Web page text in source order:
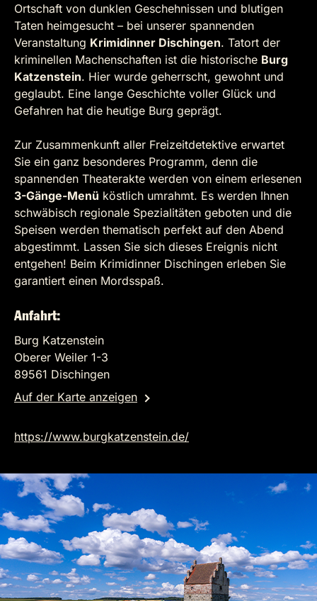
Ortschaft von dunklen Geschehnissen und blutigen
Taten heimgesucht – bei unserer spannenden
Veranstaltung Krimidinner Dischingen. Tatort der
kriminellen Machenschaften ist die historische Burg
Katzenstein. Hier wurde geherrscht, gewohnt und
geglaubt. Eine lange Geschichte voller Glück und
Gefahren hat die heutige Burg geprägt.
Zur Zusammenkunft aller Freizeitdetektive erwartet
Sie ein ganz besonderes Programm, denn die
spannenden Theaterakte werden von einem erlesenen
3-Gänge-Menü köstlich umrahmt. Es werden Ihnen
schwäbisch regionale Spezialitäten geboten und die
Speisen werden thematisch perfekt auf den Abend
abgestimmt. Lassen Sie sich dieses Ereignis nicht
entgehen! Beim Krimidinner Dischingen erleben Sie
garantiert einen Mordsspaß.
Anfahrt:
Burg Katzenstein
Oberer Weiler 1-3
89561 Dischingen
Auf der Karte anzeigen
https://www.burgkatzenstein.de/